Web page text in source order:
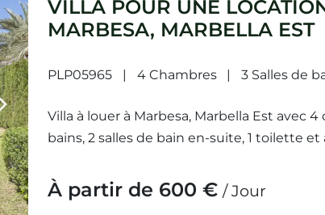
VILLA POUR UNE
MARBESA, MARBELLA EST
PLP05965 4 Chambres 3 Salles de
Villa à louer à Marbesa, Marbella Est avec
bains, 2 salles de bain en-suite, 1 toilette
À partir de 600 € / Jour